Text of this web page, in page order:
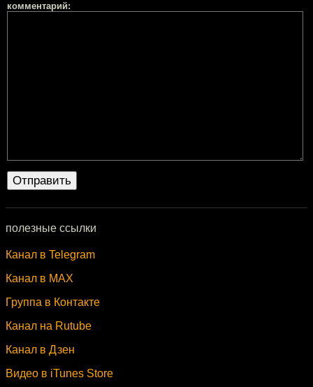
комментарий:
полезные ссылки
Канал в Telegram
Канал в MAX
Группа в Контакте
Канал на Rutube
Канал в Дзен
Видео в iTunes Store